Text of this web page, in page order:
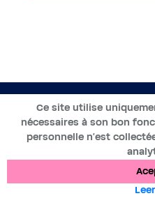
2019-2025 ©BWT by
- Todos los
Cookies
Ce site utilise
nécessaires à son bon
personnelle n’est